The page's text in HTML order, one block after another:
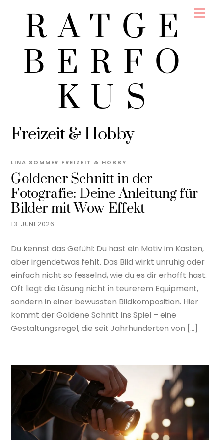
RATGE
BERFO
KUS
Freizeit & Hobby
13. JUNI 2026
Goldener Schnitt in der
Fotografie: Deine Anleitung für
Bilder mit Wow-Effekt
LINA SOMMER FREIZEIT & HOBBY
Du kennst das Gefühl: Du hast ein Motiv im Kasten,
aber irgendetwas fehlt. Das Bild wirkt unruhig oder
einfach nicht so fesselnd, wie du es dir erhofft hast.
Oft liegt die Lösung nicht in teurerem Equipment,
sondern in einer bewussten Bildkomposition. Hier
kommt der Goldene Schnitt ins Spiel – eine
Gestaltungsregel, die seit Jahrhunderten von […]